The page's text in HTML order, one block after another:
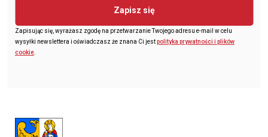
Zapisz się
Zapisując się, wyrażasz zgodę na przetwarzanie Twojego adresu e-mail w celu
wysyłki newslettera i oświadczasz że znana Ci jestpolityka prywatności i plików
cookie